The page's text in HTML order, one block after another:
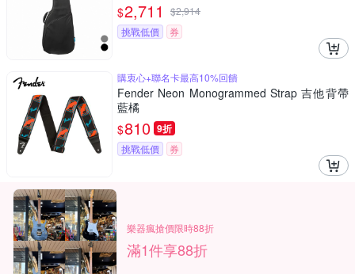
$2,711 $2,914
挑戰低價
券
購衷心+聯名卡最高10%回饋
Fender Neon Monogrammed Strap 吉他背帶
藍橘
$810 9折
挑戰低價 券
樂器瘋搶價限時88折
滿1件享88折